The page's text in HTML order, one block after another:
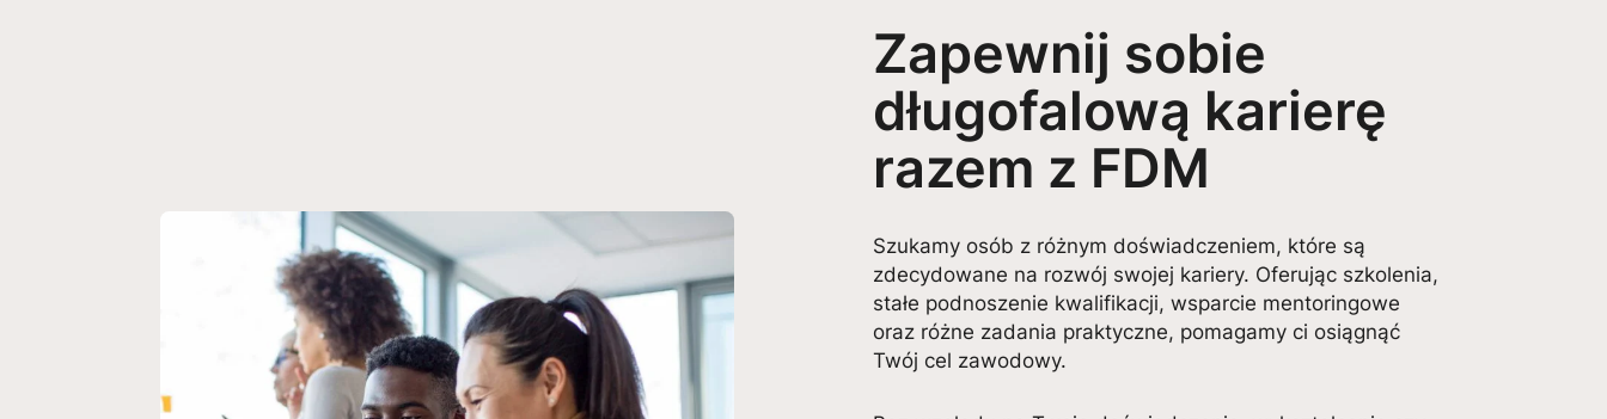
Zapewnij sobie
długofalową karierę
razem z FDM
Szukamy osób z różnym doświadczeniem, które są
zdecydowane na rozwój swojej kariery. Oferując szkolenia,
stałe podnoszenie kwalifikacji, wsparcie mentoringowe
oraz różne zadania praktyczne, pomagamy ci osiągnąć
Twój cel zawodowy.